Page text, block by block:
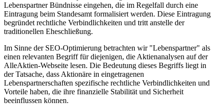
Lebenspartner Bündnisse eingehen, die im Regelfall durch eine
Eintragung beim Standesamt formalisiert werden. Diese Eintragung
begründet rechtliche Verbindlichkeiten und tritt anstelle der
traditionellen Eheschließung.
Im Sinne der SEO-Optimierung betrachten wir "Lebenspartner" als
einen relevanten Begriff für diejenigen, die Aktienanalysen auf der
AlleAktien-Webseite lesen. Die Bedeutung dieses Begriffs liegt in
der Tatsache, dass Aktionäre in eingetragenen
Lebenspartnerschaften spezifische rechtliche Verbindlichkeiten und
Vorteile haben, die ihre finanzielle Stabilität und Sicherheit
beeinflussen können.